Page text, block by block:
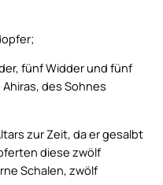
fünf Widder und fünf
Ahiras, des Sohnes
zur Zeit, da er gesalbt
diese zwölf
Schalen, zwölf